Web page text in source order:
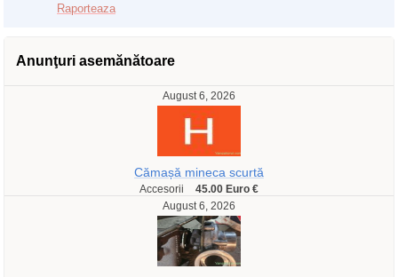
Raporteaza
Anunţuri asemănătoare
August 6, 2026
Cămașă mineca scurtă
Accesorii
45.00 Euro €
August 6, 2026